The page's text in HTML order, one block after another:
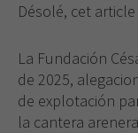
Désolé, cet
La Fundación
de 2025,
de explotación
la cantera